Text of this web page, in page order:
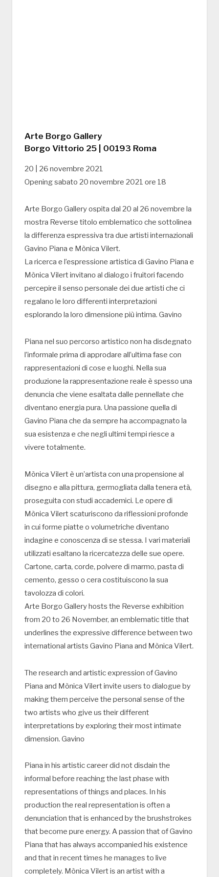
Arte Borgo Gallery
Borgo Vittorio 25 | 00193 Roma
20 | 26 novembre 2021
Opening sabato 20 novembre 2021 ore 18
Arte Borgo Gallery ospita dal 20 al 26 novembre la
mostra Reverse titolo emblematico che sottolinea
la differenza espressiva tra due artisti internazionali
Gavino Piana e Mònica Vilert.
La ricerca e l’espressione artistica di Gavino Piana e
Mònica Vilert invitano al dialogo i fruitori facendo
percepire il senso personale dei due artisti che ci
regalano le loro differenti interpretazioni
esplorando la loro dimensione più intima. Gavino
Piana nel suo percorso artistico non ha disdegnato
l’informale prima di approdare all’ultima fase con
rappresentazioni di cose e luoghi. Nella sua
produzione la rappresentazione reale è spesso una
denuncia che viene esaltata dalle pennellate che
diventano energia pura. Una passione quella di
Gavino Piana che da sempre ha accompagnato la
sua esistenza e che negli ultimi tempi riesce a
vivere totalmente.
Mònica Vilert è un’artista con una propensione al
disegno e alla pittura, germogliata dalla tenera età,
proseguita con studi accademici. Le opere di
Mònica Vilert scaturiscono da riflessioni profonde
in cui forme piatte o volumetriche diventano
indagine e conoscenza di se stessa. I vari materiali
utilizzati esaltano la ricercatezza delle sue opere.
Cartone, carta, corde, polvere di marmo, pasta di
cemento, gesso o cera costituiscono la sua
tavolozza di colori.
Arte Borgo Gallery hosts the Reverse exhibition
from 20 to 26 November, an emblematic title that
underlines the expressive difference between two
international artists Gavino Piana and Mònica Vilert.
The research and artistic expression of Gavino
Piana and Mònica Vilert invite users to dialogue by
making them perceive the personal sense of the
two artists who give us their different
interpretations by exploring their most intimate
dimension. Gavino
Piana in his artistic career did not disdain the
informal before reaching the last phase with
representations of things and places. In his
production the real representation is often a
denunciation that is enhanced by the brushstrokes
that become pure energy. A passion that of Gavino
Piana that has always accompanied his existence
and that in recent times he manages to live
completely. Mònica Vilert is an artist with a